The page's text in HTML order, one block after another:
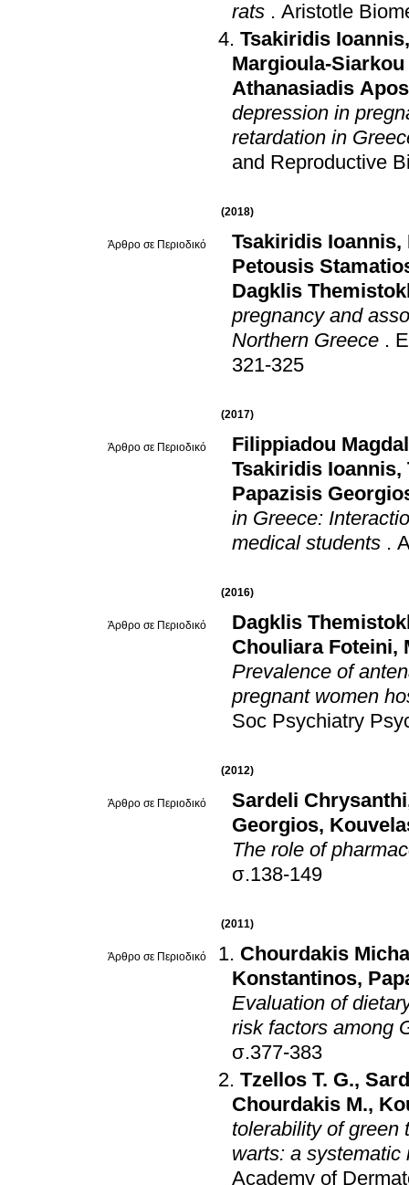
rats . Aristotle
Tsakiridis Ioannis
Margioula-
Athanasiadis
depression in
retardation in
and Reproductive
(2018)
Άρθρο σε Περιοδικό Tsakiridis Ioannis,
Petousis
Dagklis
pregnancy and
Northern Greece .
321-325
(2017)
Άρθρο σε Περιοδικό
Filippiadou
Tsakiridis Ioannis,
Papazisis
in Greece:
medical students .
(2016)
Άρθρο σε Περιοδικό
Dagklis
Chouliara Foteini,
Prevalence of
pregnant women
Soc Psychiatry
(2012)
Άρθρο σε Περιοδικό Sardeli Chrysanthi
Georgios,
The role of
σ.138-149
(2011)
Άρθρο σε Περιοδικό
Chourdakis
Konstantinos,
Evaluation of
risk factors among
σ.377-383
Tzellos T. G.,
Chourdakis M.,
tolerability of green
warts: a systematic
Academy of